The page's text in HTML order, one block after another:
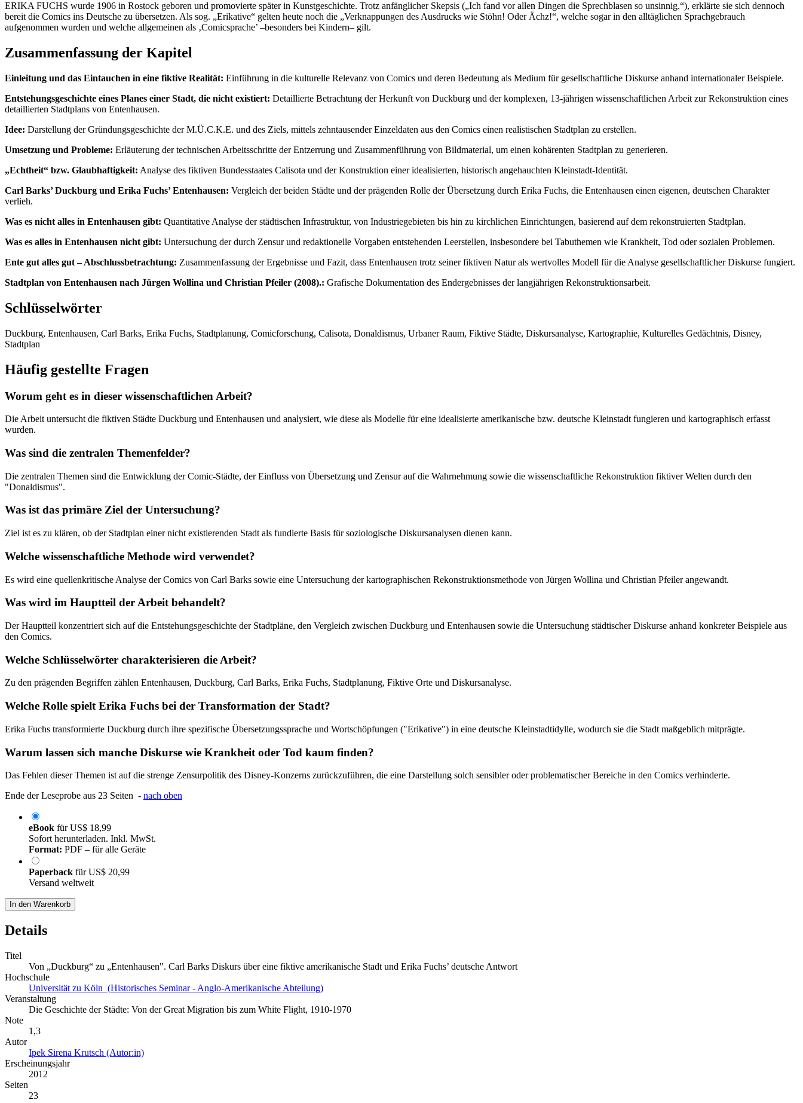
ERIKA FUCHS wurde 1906 in Rostock geboren und promovierte später in Kunstgeschichte. Trotz anfänglicher Skepsis („Ich fand vor allen Dingen die Sprechblasen so unsinnig.“), erklärte sie sich dennoch
bereit die Comics ins Deutsche zu übersetzen. Als sog. „Erikative“ gelten heute noch die „Verknappungen des Ausdrucks wie Stöhn! Oder Ächz!“, welche sogar in den alltäglichen Sprachgebrauch
aufgenommen wurden und welche allgemeinen als ‚Comicsprache’ –besonders bei Kindern– gilt.
Zusammenfassung der Kapitel
Einleitung und das Eintauchen in eine fiktive Realität: Einführung in die kulturelle Relevanz von Comics und deren Bedeutung als Medium für gesellschaftliche Diskurse anhand internationaler Beispiele.
Entstehungsgeschichte eines Planes einer Stadt, die nicht existiert: Detaillierte Betrachtung der Herkunft von Duckburg und der komplexen, 13-jährigen wissenschaftlichen Arbeit zur Rekonstruktion eines
detaillierten Stadtplans von Entenhausen.
Idee: Darstellung der Gründungsgeschichte der M.Ü.C.K.E. und des Ziels, mittels zehntausender Einzeldaten aus den Comics einen realistischen Stadtplan zu erstellen.
Umsetzung und Probleme: Erläuterung der technischen Arbeitsschritte der Entzerrung und Zusammenführung von Bildmaterial, um einen kohärenten Stadtplan zu generieren.
„Echtheit“ bzw. Glaubhaftigkeit: Analyse des fiktiven Bundesstaates Calisota und der Konstruktion einer idealisierten, historisch angehauchten Kleinstadt-Identität.
Carl Barks’ Duckburg und Erika Fuchs’ Entenhausen: Vergleich der beiden Städte und der prägenden Rolle der Übersetzung durch Erika Fuchs, die Entenhausen einen eigenen, deutschen Charakter
verlieh.
Was es nicht alles in Entenhausen gibt: Quantitative Analyse der städtischen Infrastruktur, von Industriegebieten bis hin zu kirchlichen Einrichtungen, basierend auf dem rekonstruierten Stadtplan.
Was es alles in Entenhausen nicht gibt: Untersuchung der durch Zensur und redaktionelle Vorgaben entstehenden Leerstellen, insbesondere bei Tabuthemen wie Krankheit, Tod oder sozialen Problemen.
Ente gut alles gut – Abschlussbetrachtung: Zusammenfassung der Ergebnisse und Fazit, dass Entenhausen trotz seiner fiktiven Natur als wertvolles Modell für die Analyse gesellschaftlicher Diskurse fungiert.
Stadtplan von Entenhausen nach Jürgen Wollina und Christian Pfeiler (2008).: Grafische Dokumentation des Endergebnisses der langjährigen Rekonstruktionsarbeit.
Schlüsselwörter
Duckburg, Entenhausen, Carl Barks, Erika Fuchs, Stadtplanung, Comicforschung, Calisota, Donaldismus, Urbaner Raum, Fiktive Städte, Diskursanalyse, Kartographie, Kulturelles Gedächtnis, Disney,
Stadtplan
Häufig gestellte Fragen
Worum geht es in dieser wissenschaftlichen Arbeit?
Die Arbeit untersucht die fiktiven Städte Duckburg und Entenhausen und analysiert, wie diese als Modelle für eine idealisierte amerikanische bzw. deutsche Kleinstadt fungieren und kartographisch erfasst
wurden.
Was sind die zentralen Themenfelder?
Die zentralen Themen sind die Entwicklung der Comic-Städte, der Einfluss von Übersetzung und Zensur auf die Wahrnehmung sowie die wissenschaftliche Rekonstruktion fiktiver Welten durch den
"Donaldismus".
Was ist das primäre Ziel der Untersuchung?
Ziel ist es zu klären, ob der Stadtplan einer nicht existierenden Stadt als fundierte Basis für soziologische Diskursanalysen dienen kann.
Welche wissenschaftliche Methode wird verwendet?
Es wird eine quellenkritische Analyse der Comics von Carl Barks sowie eine Untersuchung der kartographischen Rekonstruktionsmethode von Jürgen Wollina und Christian Pfeiler angewandt.
Was wird im Hauptteil der Arbeit behandelt?
Der Hauptteil konzentriert sich auf die Entstehungsgeschichte der Stadtpläne, den Vergleich zwischen Duckburg und Entenhausen sowie die Untersuchung städtischer Diskurse anhand konkreter Beispiele aus
den Comics.
Welche Schlüsselwörter charakterisieren die Arbeit?
Zu den prägenden Begriffen zählen Entenhausen, Duckburg, Carl Barks, Erika Fuchs, Stadtplanung, Fiktive Orte und Diskursanalyse.
Welche Rolle spielt Erika Fuchs bei der Transformation der Stadt?
Erika Fuchs transformierte Duckburg durch ihre spezifische Übersetzungssprache und Wortschöpfungen ("Erikative") in eine deutsche Kleinstadtidylle, wodurch sie die Stadt maßgeblich mitprägte.
Warum lassen sich manche Diskurse wie Krankheit oder Tod kaum finden?
Das Fehlen dieser Themen ist auf die strenge Zensurpolitik des Disney-Konzerns zurückzuführen, die eine Darstellung solch sensibler oder problematischer Bereiche in den Comics verhinderte.
Ende der Leseprobe aus 23 Seiten - nach oben
eBook fürUS$ 18,99
Sofort herunterladen. Inkl. MwSt.
Format: PDF – für alle Geräte
Paperback fürUS$ 20,99
Versand weltweit
In den Warenkorb
Details
Titel
Von „Duckburg“ zu „Entenhausen". Carl Barks Diskurs über eine fiktive amerikanische Stadt und Erika Fuchs’ deutsche Antwort
Hochschule
Universität zu Köln (Historisches Seminar - Anglo-Amerikanische Abteilung)
Veranstaltung
Die Geschichte der Städte: Von der Great Migration bis zum White Flight, 1910-1970
Note
1,3
Autor
Ipek Sirena Krutsch (Autor:in)
Erscheinungsjahr
2012
Seiten
23